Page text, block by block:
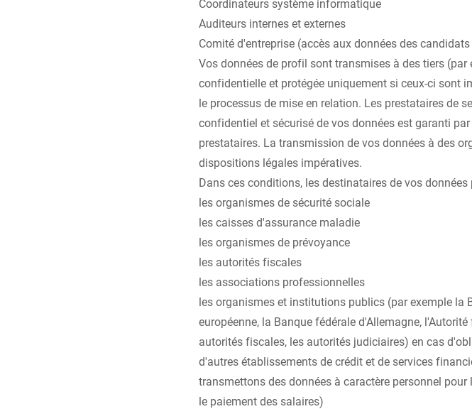
Coordinateurs système informatique
Auditeurs internes et externes
Comité d'entreprise (accès aux données des
Vos données de profil sont transmises à des tiers
confidentielle et protégée uniquement si ceux-ci sont
le processus de mise en relation. Les prestataires de
confidentiel et sécurisé de vos données est garanti
prestataires. La transmission de vos données à des
dispositions légales impératives.
Dans ces conditions, les destinataires de vos données
les organismes de sécurité sociale
les caisses d'assurance maladie
les organismes de prévoyance
les autorités fiscales
les associations professionnelles
les organismes et institutions publics (par exemple la
européenne, la Banque fédérale d'Allemagne,
autorités fiscales, les autorités judiciaires) en cas
d'autres établissements de crédit et de services
transmettons des données à caractère personnel
le paiement des salaires)